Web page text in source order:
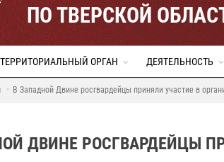
ПО ТВЕРСКОЙ
ТЕРРИТОРИАЛЬНЫЙ ОРГАН ДЕЯТЕЛЬНОСТЬ
В Западной Двине росгвардейцы приняли участие в
ДВИНЕ РОСГВАРДЕЙЦЫ